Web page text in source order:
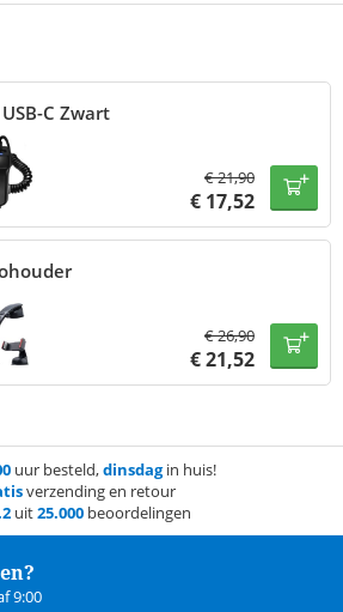
C Zwart
€21,90
€ 17,52
€26,90
€21,52
uur besteld,dinsdagin huis!
verzending en retour
uit25.000 beoordelingen
9:00